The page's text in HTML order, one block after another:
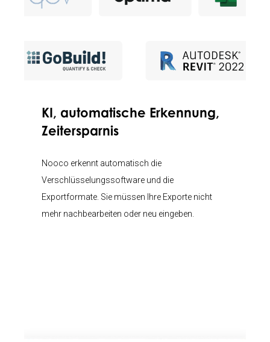
KI, automatische Erkennung,
Zeitersparnis
Nooco erkennt automatisch die
Verschlüsselungssoftware und die
Exportformate. Sie müssen Ihre Exporte nicht
mehr nachbearbeiten oder neu eingeben.